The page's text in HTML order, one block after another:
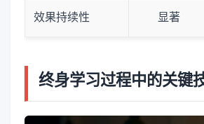
效果持续性 显著
终身学习过程中的关键